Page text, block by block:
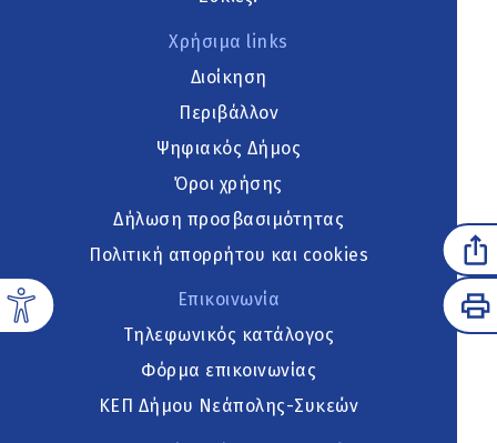
Χρήσιμα links
Διοίκηση
Περιβάλλον
Ψηφιακός Δήμος
Όροι χρήσης
Δήλωση προσβασιμότητας
Πολιτική απορρήτου και cookies
Επικοινωνία
Τηλεφωνικός κατάλογος
Φόρμα επικοινωνίας
ΚΕΠ Δήμου Νεάπολης-Συκεών